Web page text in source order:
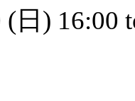
(日) 16:00